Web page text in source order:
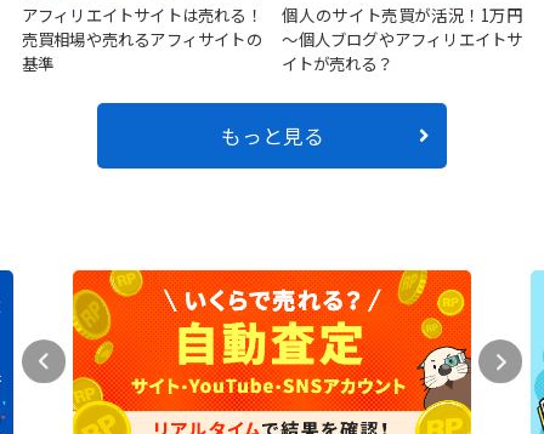
アフィリエイトサイトは売れる！
売買相場や売れるアフィサイトの
基準
個人のサイト売買が活況！1万円
～個人ブログやアフィリエイトサ
イトが売れる？
もっと見る